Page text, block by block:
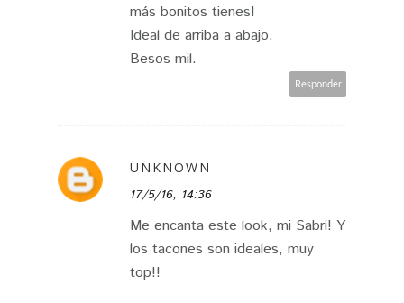
más bonitos tienes!
Ideal de arriba a abajo.
Besos mil.
Responder
UNKNOWN
17/5/16, 14:36
Me encanta este look, mi Sabri! Y
los tacones son ideales, muy
top!!